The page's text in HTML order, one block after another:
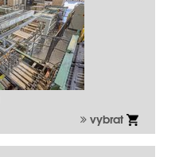
vybrat